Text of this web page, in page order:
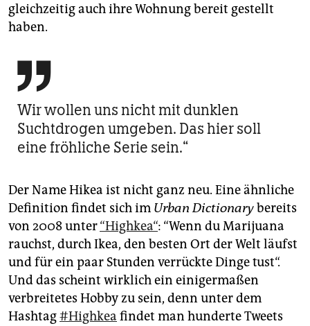
gleichzeitig auch ihre Wohnung bereit gestellt
haben.

Wir wollen uns nicht mit dunklen
Suchtdrogen umgeben. Das hier soll
eine fröhliche Serie sein.“
Der Name Hikea ist nicht ganz neu. Eine ähnliche
Definition findet sich im Urban Dictionarybereits
von 2008 unter“Highkea“: “Wenn du Marijuana
rauchst, durch Ikea, den besten Ort der Welt läufst
und für ein paar Stunden verrückte Dinge tust“.
Und das scheint wirklich ein einigermaßen
verbreitetes Hobby zu sein, denn unter dem
Hashtag#Highkea findet man hunderte Tweets